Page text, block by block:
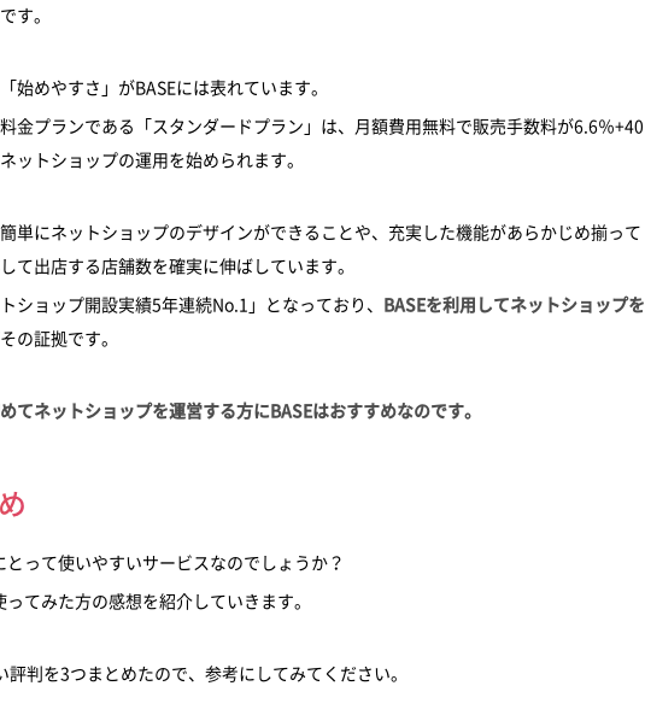
す。
始めやすさ」がBASEには表れています。
金プランである「スタンダードプラン」は、月額費用無料で販売手数料が6.6％+40
ットショップの運用を始められます。
単にネットショップのデザインができることや、充実した機能があらかじめ揃って
て出店する店舗数を確実に伸ばしています。
ショップ開設実績5年連続No.1」となっており、 BASEを利用してネットショップを
の証拠です。
てネットショップを運営する方にBASEはおすすめなのです。
って使いやすいサービスなのでしょうか？
てみた方の感想を紹介していきます。
判を3つまとめたので、参考にしてみてください。